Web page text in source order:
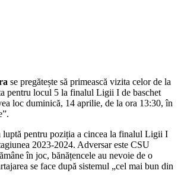
se pregătește să primească vizita celor de la
pentru locul 5 la finalul Ligii I de baschet
loc duminică, 14 aprilie, de la ora 13:30, în
luptă pentru poziția a cincea la finalul Ligii I
2023-2024. Adversar este CSU
în joc, bănățencele au nevoie de o
se face după sistemul „cel mai bun din